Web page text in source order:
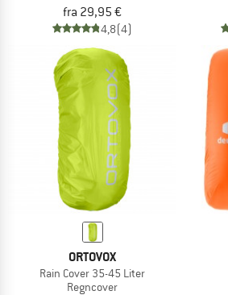
fra 29,95 €
4,8(4)
ORTOVOX
Rain Cover 35-45 Liter
Regncover